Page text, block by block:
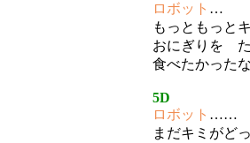
ロボット …
もっともっと
おにぎりを
食べたかった
5D
ロボット ……
まだキミがど